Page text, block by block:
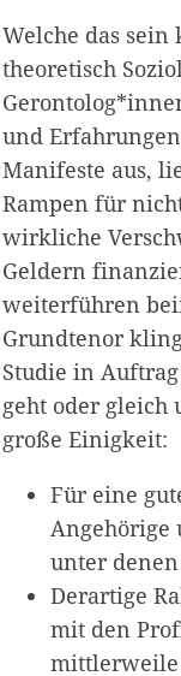
Welche das
theoretisch
und
Manifeste aus,
Rampen für
wirkliche
Geldern
weiterführen
Grundtenor
Studie in
geht oder gleich
große Einigkeit:
Für eine
Angehörige
unter
Derartige
mit den
mittlerweile